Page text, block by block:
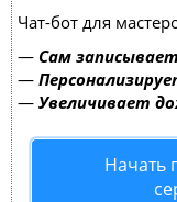
Чат-бот для
— Сам
—
— Увеличивает
Начать